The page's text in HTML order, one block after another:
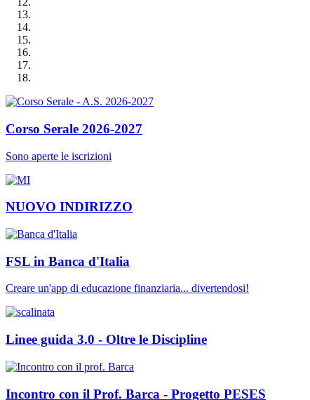
Corso Serale 2026-2027
Sono aperte le iscrizioni
NUOVO INDIRIZZO
FSL in Banca d'Italia
Creare un'app di educazione finanziaria... divertendosi!
Linee guida 3.0 - Oltre le Discipline
Incontro con il Prof. Barca - Progetto PESES